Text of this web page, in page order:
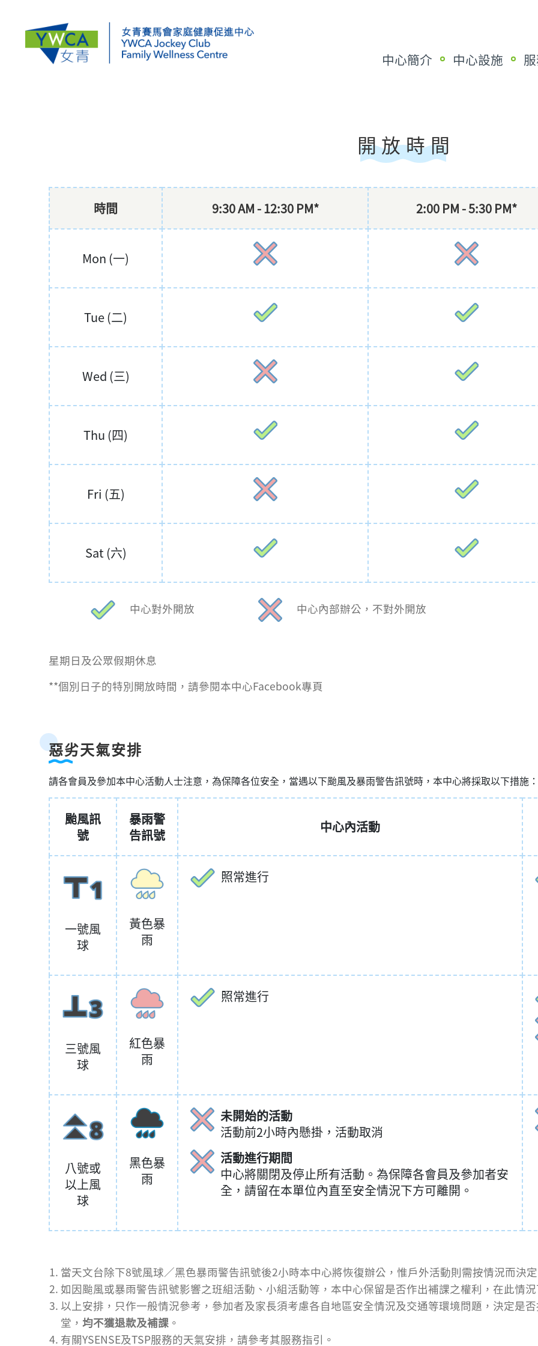
中心簡介 中心設施
開放時間
時間 9:30 AM - 12:30 PM* 2:00 PM - 5:30 PM*
Mon (一)
Tue (二)
Wed (三)
Thu (四)
Fri (五)
Sat (六)
中心對外開放 中心內部辦公，不對外開放
星期日及公眾假期休息
**個別日子的特別開放時間，請參閱本中心Facebook專頁
惡劣天氣安排
請各會員及參加本中心活動人士注意，為保障各位安全，當遇以下颱風及暴雨警告訊號時，本中心將採取以下措施：
颱風訊
號
暴雨警
告訊號
中心內活動
一號風
球
黃色暴
雨
照常進行
三號風
球
紅色暴
雨
照常進行
八號或
以上風
球
黑色暴
雨
未開始的活動
活動前2小時內懸掛，活動取消
活動進行期間
中心將關閉及停止所有活動。為保障各會員及參加者安
全，請留在本單位內直至安全情況下方可離開。
當天文台除下8號風球／黑色暴雨警告訊號後2小時本中心將恢復辦公，惟戶外活動則需按情況而決
如因颱風或暴雨警告訊號影響之班組活動、小組活動等，本中心保留是否作出補課之權利，在此情
以上安排，只作一般情況參考，參加者及家長須考慮各自地區安全情況及交通等環境問題，決定是
堂， 均不獲退款及補課 。
有關YSENSE及TSP服務的天氣安排，請參考其服務指引。